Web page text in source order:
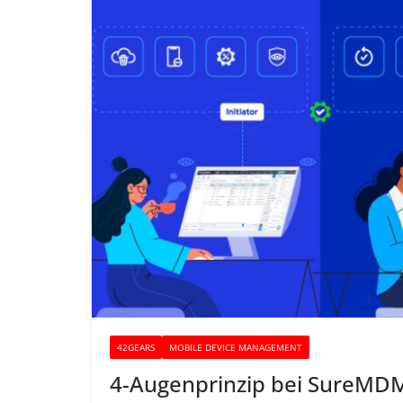
42GEARS MOBILE DEVICE MANAGEMENT
4-Augenprinzip bei